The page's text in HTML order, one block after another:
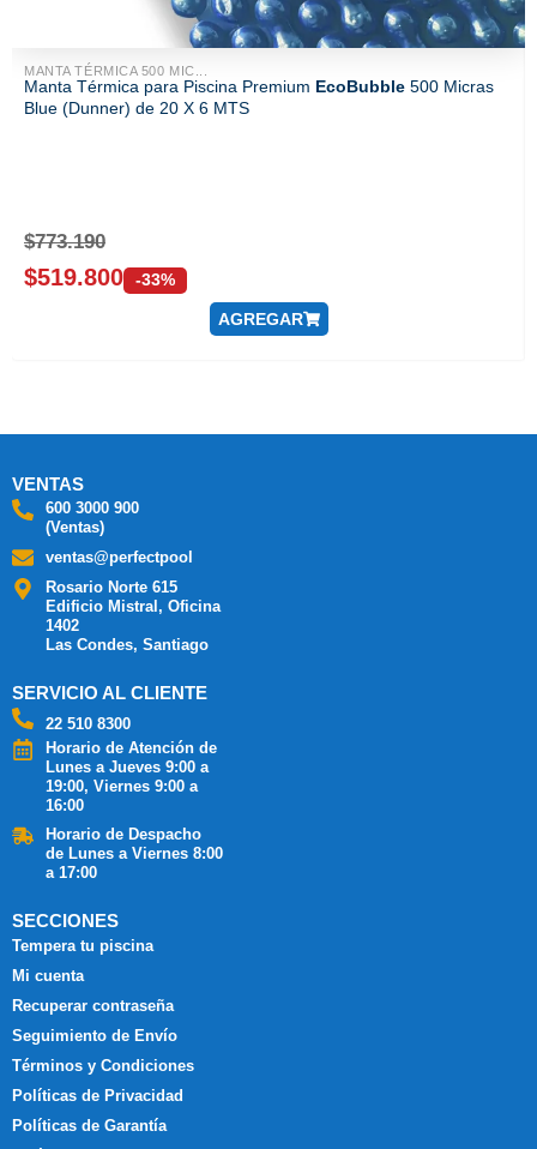
MANTA TÉRMICA 500 MIC...
Manta Térmica para Piscina Premium EcoBubble 500 Micras
Blue (Dunner) de 20 X 6 MTS
$773.190
$519.800 -33%
AGREGAR
VENTAS
600 3000 900
(Ventas)
ventas@perfectpool
Rosario Norte 615
Edificio Mistral, Oficina
1402
Las Condes, Santiago
SERVICIO AL CLIENTE
22 510 8300
Horario de Atención de
Lunes a Jueves 9:00 a
19:00, Viernes 9:00 a
16:00
Horario de Despacho
de Lunes a Viernes 8:00
a 17:00
SECCIONES
Tempera tu piscina
Mi cuenta
Recuperar contraseña
Seguimiento de Envío
Términos y Condiciones
Políticas de Privacidad
Políticas de Garantía